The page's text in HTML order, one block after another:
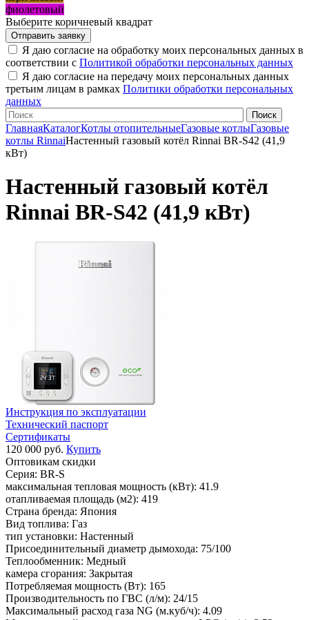
фиолетовый
Выберите коричневый квадрат
Я даю согласие на обработку моих персональных данных в
соответствии с Политикой обработки персональных данных
Я даю согласие на передачу моих персональных данных
третьим лицам в рамках Политики обработки персональных
данных
ГлавнаяКаталогКотлы отопительныеГазовые котлыГазовые
котлы RinnaiНастенный газовый котёл Rinnai BR-S42 (41,9
кВт)
Настенный газовый котёл
Rinnai BR-S42 (41,9 кВт)
Инструкция по эксплуатации
Технический паспорт
Сертификаты
120 000 руб. Купить
Оптовикам скидки
Серия: BR-S
максимальная тепловая мощность (кВт): 41.9
отапливаемая площадь (м2): 419
Страна бренда: Япония
Вид топлива: Газ
тип установки: Настенный
Присоединительный диаметр дымохода: 75/100
Теплообменник: Медный
камера сгорания: Закрытая
Потребляемая мощность (Вт): 165
Производительность по ГВС (л/м): 24/15
Максимальный расход газа NG (м.куб/ч): 4.09